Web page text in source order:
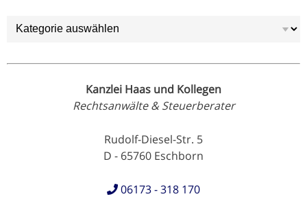
Kategorien
Kanzlei Haas und Kollegen
Rechtsanwälte & Steuerberater
Rudolf-Diesel-Str. 5
D - 65760 Eschborn
06173 - 318 170